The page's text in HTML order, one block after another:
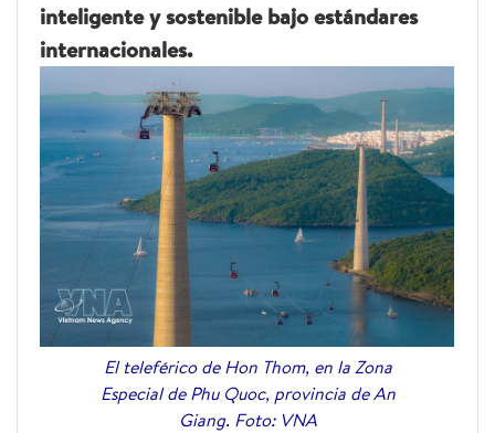
inteligente y sostenible bajo estándares
internacionales.
El teleférico de Hon Thom, en la Zona
Especial de Phu Quoc, provincia de An
Giang. Foto: VNA